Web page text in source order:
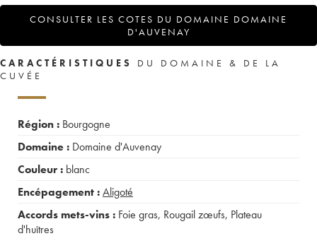
CONSULTER LES COTES DU DOMAINE DOMAINE
D'AUVENAY
CARACTÉRISTIQUES
DU DOMAINE & DE LA
CUVÉE
Région : Bourgogne
Domaine : Domaine d'Auvenay
Couleur : blanc
Encépagement :Aligoté
Accords mets-vins : Foie gras, Rougail zœufs, Plateau
d'huîtres